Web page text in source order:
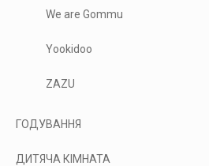
We are Gommu
Yookidoo
ZAZU
ГОДУВАННЯ
ДИТЯЧА КІМНАТА